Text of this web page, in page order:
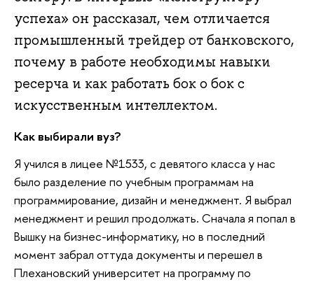
успеха» он рассказал, чем отличается
промышленный трейдер от банковского,
почему в работе необходимы навыки
ресерча и как работать бок о бок с
искусственным интеллектом.
Как выбирали вуз?
Я учился в лицее №1533, с девятого класса у нас
было разделение по учебным программам на
программирование, дизайн и менеджмент. Я выбрал
менеджмент и решил продолжать. Сначала я попал в
Вышку на бизнес-информатику, но в последний
момент забрал оттуда документы и перешел в
Плехановский университет на программу по